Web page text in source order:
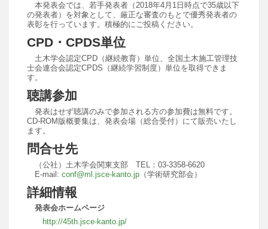
本発表会では、若手発表者（2018年4月1日時点で35歳以下
の発表者）を対象として、厳正な審査のもとで優秀発表者の
表彰を行っています。積極的にご投稿ください。
CPD・CPDS単位
土木学会認定CPD（継続教育）単位、全国土木施工管理技
士会連合会認定CPDS（継続学習制度）単位を取得できま
す。
聴講参加
発表はせず聴講のみで参加される方の参加費は無料です。
CD-ROM版概要集は、発表会場（総合受付）にて販売いたし
ます。
問合せ先
（公社）土木学会関東支部 TEL：03-3358-6620
E-mail: conf@ml.jsce-kanto.jp （学術研究部会）
詳細情報
発表会ホームページ
http://45th.jsce-kanto.jp/